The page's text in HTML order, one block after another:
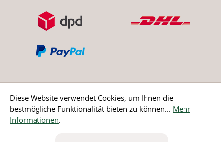
Bestellung widerrufen
Diese Website verwendet Cookies, um Ihnen die
bestmögliche Funktionalität bieten zu können... Mehr
Informationen.